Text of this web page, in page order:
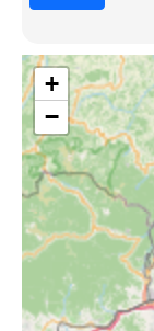
+
−